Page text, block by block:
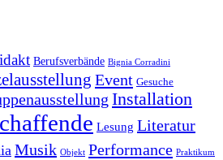
Berufsverbände Bignia Corradini
Event Gesuche
Installation
Lesung Literatur
Musik Objekt Performance Praktikum